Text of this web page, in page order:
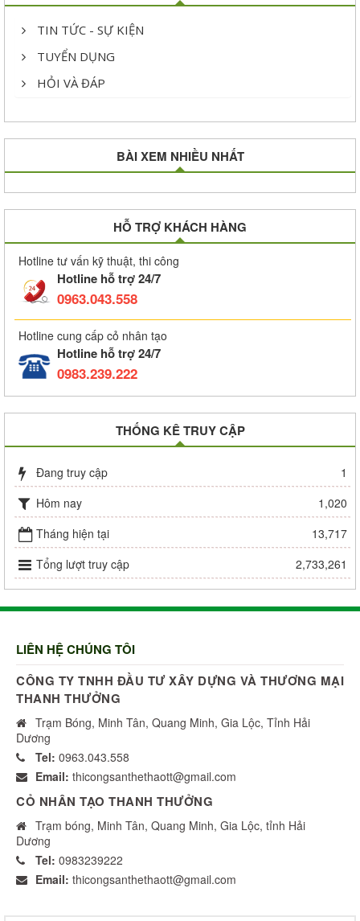
TIN TỨC - SỰ KIỆN
TUYỂN DỤNG
HỎI VÀ ĐÁP
BÀI XEM NHIỀU NHẤT
HỖ TRỢ KHÁCH HÀNG
Hotline tư vấn kỹ thuật, thi công
Hotline hỗ trợ 24/7
0963.043.558
Hotline cung cấp cỏ nhân tạo
Hotline hỗ trợ 24/7
0983.239.222
THỐNG KÊ TRUY CẬP
Đang truy cập
1
Hôm nay
1,020
Tháng hiện tại
13,717
Tổng lượt truy cập
2,733,261
LIÊN HỆ CHÚNG TÔI
CÔNG TY TNHH ĐẦU TƯ XÂY DỰNG VÀ THƯƠNG MẠI
THANH THƯỞNG
Trạm Bóng, Minh Tân, Quang Minh, Gia Lộc, Tỉnh Hải
Dương
Tel: 0963.043.558
Email: thicongsanthethaott@gmail.com
CỎ NHÂN TẠO THANH THƯỞNG
Trạm bóng, Minh Tân, Quang Minh, Gia Lộc, tỉnh Hải
Dương
Tel: 0983239222
Email: thicongsanthethaott@gmail.com